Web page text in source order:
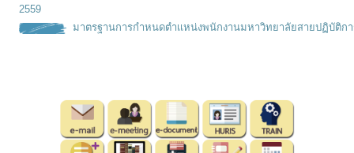
2559
มาตรฐานการกำหนดตำเเหน่งพนักงานมหาวิทยาลัยสายปฏิบัติก